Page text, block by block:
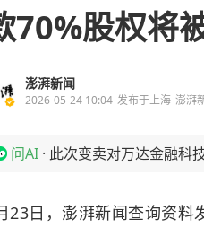
70%股权将
澎湃新闻
2026-05-24 10:04 发布于上海 澎湃
问AI · 此次变卖对万达金融科
23日，澎湃新闻查询资料